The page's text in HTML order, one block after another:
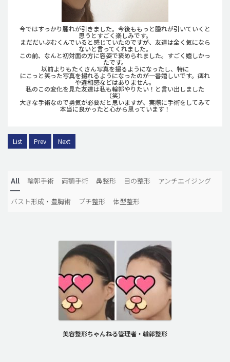
今ではすっかり腫れが引きました。今後ももっと腫れが引いていくと
思うとすごく楽しみです。
まだだいぶむくんでいると感じていたのですが、友達は全く気になら
ないと言ってくれました。
この前、なんと初対面の方に容姿で褒められました。すごく嬉しかっ
たです。
以前よりもたくさん写真を撮るようになったし、特に
にこっと笑った写真を撮れるようになったのが一番嬉しいです。痺れ
や違和感などはありません。
私のこの変化を見た友達は私も輪郭やりたい！と言い出しました
（笑）
大きな手術なので勇気が必要だと思いますが、実際に手術をしてみて
本当に良かったと心から思っています！
List Prev Next
All 輪郭手術 両顎手術 鼻整形 目の整形 アンチエイジング
バスト形成・豊胸術 プチ整形 体型整形
美容整形ちゃんねる管理者・輪郭整形